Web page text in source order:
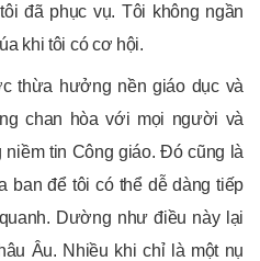
đã phục vụ. Tôi không ngần
khi tôi có cơ hội.
thừa hưởng nền giáo dục và
chan hòa với mọi người và
tin Công giáo. Đó cũng là
ban để tôi có thể dễ dàng tiếp
Dường như điều này lại
Âu. Nhiều khi chỉ là một nụ